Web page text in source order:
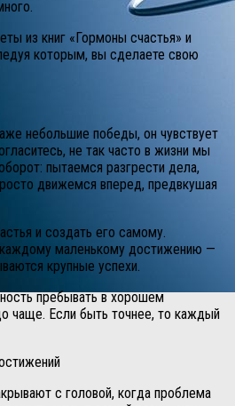
из книг «Гормоны счастья» и
которым, вы сделаете свою
небольшие победы, он чувствует
не так часто в жизни мы
пытаемся разгрести дела,
движемся вперед, предвкушая
и создать его самому.
каждому маленькому достижению —
крупные успехи.
пребывать в хорошем
чаще. Если быть точнее, то каждый
с головой, когда проблема